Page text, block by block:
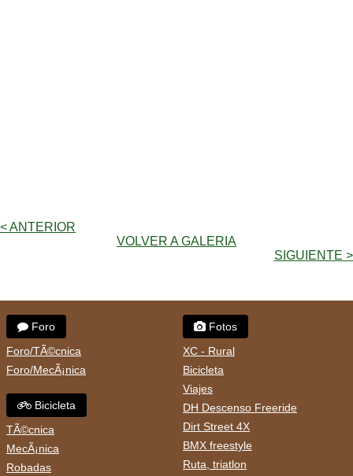
< ANTERIOR
VOLVER A GALERIA
SIGUIENTE >
Foro
Foro/TÃ©cnica
Foro/MecÃ¡nica
Bicicleta
TÃ©cnica
MecÃ¡nica
Robadas
Fotos
XC - Rural
Bicicleta
Viajes
DH Descenso Freeride
Dirt Street 4X
BMX freestyle
Ruta, triatlon